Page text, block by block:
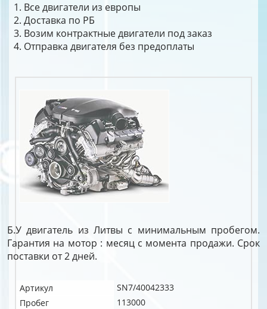
Все двигатели из европы
Доставка по РБ
Возим контрактные двигатели под заказ
Отправка двигателя без предоплаты
Б.У двигатель из Литвы с минимальным пробегом.
Гарантия на мотор : месяц с момента продажи. Срок
поставки от 2 дней.
Артикул
SN7/40042333
Пробег
113000